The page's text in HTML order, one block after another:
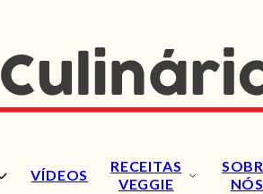
VÍDEOS
RECEITAS
VEGGIE
NÓS